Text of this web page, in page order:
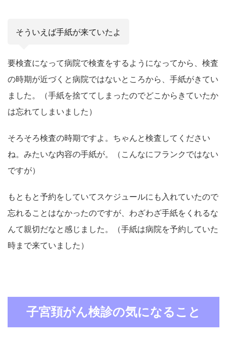
そういえば手紙が来ていたよ
要検査になって病院で検査をするようになってから、検査
の時期が近づくと病院ではないところから、手紙がきてい
ました。（手紙を捨ててしまったのでどこからきていたか
は忘れてしまいました）
そろそろ検査の時期ですよ。ちゃんと検査してください
ね。みたいな内容の手紙が。（こんなにフランクではない
ですが）
もともと予約をしていてスケジュールにも入れていたので
忘れることはなかったのですが、わざわざ手紙をくれるな
んて親切だなと感じました。（手紙は病院を予約していた
時まで来ていました）
子宮頚がん検診の気になること